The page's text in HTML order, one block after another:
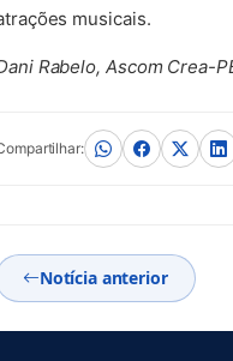
musicais.
Rabelo, Ascom Crea-
Notícia anterior